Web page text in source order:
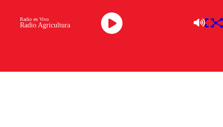
Radio Agricultura
Radio en Vivo
Descarga la APP